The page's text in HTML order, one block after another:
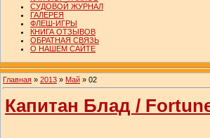
СУДОВОЙ ЖУРНАЛ
ГАЛЕРЕЯ
ФЛЕШ-ИГРЫ
КНИГА ОТЗЫВОВ
ОБРАТНАЯ СВЯЗЬ
О НАШЕМ САЙТЕ
Главная » 2013 » Май » 02
Капитан Блад /